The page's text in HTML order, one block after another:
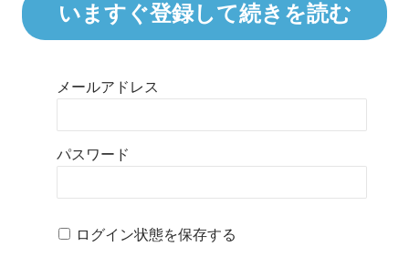
いますぐ登録して続きを読む
メールアドレス
パスワード
ログイン状態を保存する